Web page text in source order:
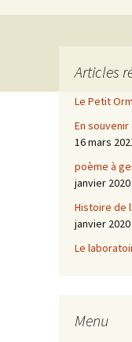
Articles
Le Petit
En souvenir
16 mars
poème à
janvier 2020
Histoire de
janvier 2020
Le
Menu